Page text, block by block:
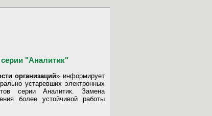
"Аналитик"
организаций» информирует
устаревших электронных
серии Аналитик. Замена
более устойчивой работы